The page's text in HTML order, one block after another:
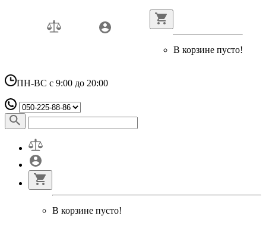
В корзине пусто!
ПН-ВС с 9:00 до 20:00
В корзине пусто!